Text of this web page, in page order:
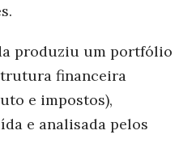
produziu um portfólio
financeira
e impostos),
e analisada pelos